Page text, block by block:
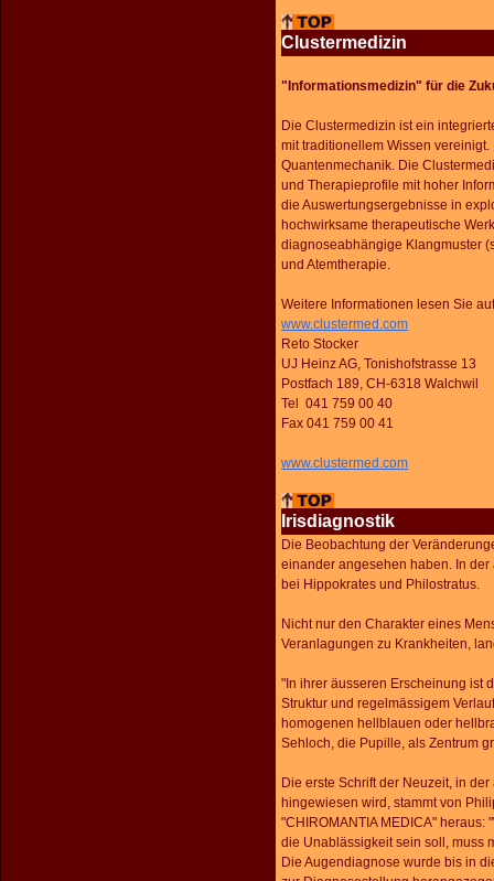
Clustermedizin
"Informationsmedizin" für die
Die Clustermedizin ist ein
mit traditionellem Wissen
Quantenmechanik. Die
und Therapieprofile mit hoher
die Auswertungsergebnisse in
hochwirksame therapeutische
diagnoseabhängige Klangmuster
und Atemtherapie.
Weitere Informationen lesen Sie
www.clustermed.com
Reto Stocker
UJ Heinz AG, Tonishofstrasse 13
Postfach 189, CH-6318 Walchwil
Tel 041 759 00 40
Fax 041 759 00 41
www.clustermed.com
Irisdiagnostik
Die Beobachtung der
einander angesehen haben. In
bei Hippokrates und Philostratus.
Nicht nur den Charakter eines
Veranlagungen zu Krankheiten,
"In ihrer äusseren Erscheinung ist
Struktur und regelmässigem
homogenen hellblauen oder
Sehloch, die Pupille, als Zentrum
Die erste Schrift der Neuzeit, in
hingewiesen wird, stammt von
"CHIROMANTIA MEDICA"
die Unablässigkeit sein soll, muss
Die Augendiagnose wurde bis in